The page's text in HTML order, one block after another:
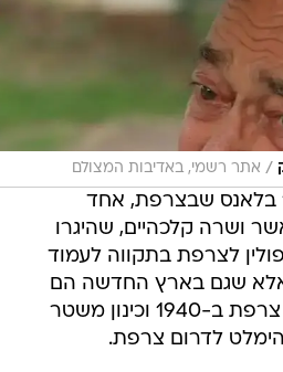
/ אתר רשמי, באדיבות המצולם
שחק נולד בשנת 1938 בלאנס שבצרפת, אחד
ושרה קלכהיים, שהיגרו
לצרפת בתקווה לעמוד
אלא שגם בארץ החדשה הם
לא זכו לכך, ועם כיבוש צרפת ב-1940 וכינון משטר
להימלט לדרום צרפת.